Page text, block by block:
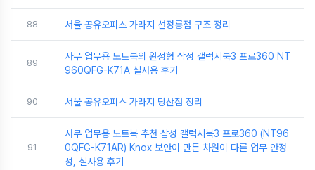
88 서울 공유오피스 가라지 선정릉점 구조 정리
89
사무 업무용 노트북의 완성형 삼성 갤럭시북3 프로360 NT
960QFG-K71A 실사용 후기
90 서울 공유오피스 가라지 당산점 정리
91
사무 업무용 노트북 추천 삼성 갤럭시북3 프로360 (NT96
0QFG-K71AR) Knox 보안이 만든 차원이 다른 업무 안정
성, 실사용 후기